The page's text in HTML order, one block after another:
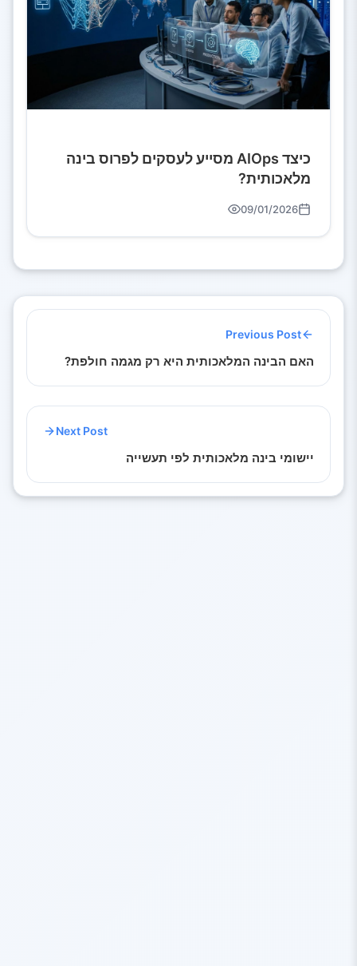
כיצד AIOps מסייע לעסקים לפרוס בינה
מלאכותית?
09/01/2026
Previous Post
האם הבינה המלאכותית היא רק מגמה חולפת?
Next Post
יישומי בינה מלאכותית לפי תעשייה